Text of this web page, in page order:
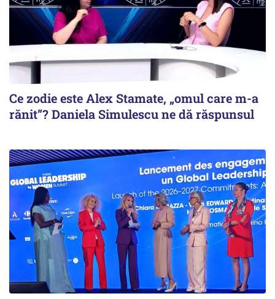
Ce zodie este Alex Stamate, „omul care m-a
rănit”? Daniela Simulescu ne dă răspunsul